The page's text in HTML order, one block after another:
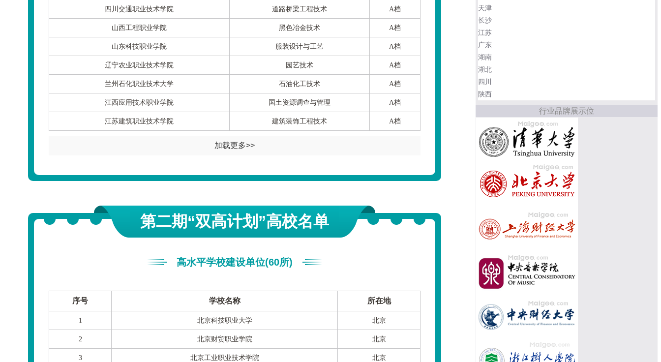
四川交通职业技术学院 道路桥梁工程技术 A档
山西工程职业学院 黑色冶金技术 A档
山东科技职业学院 服装设计与工艺 A档
辽宁农业职业技术学院 园艺技术 A档
兰州石化职业技术大学 石油化工技术 A档
江西应用技术职业学院 国土资源调查与管理 A档
江苏建筑职业技术学院 建筑装饰工程技术 A档
加载更多>>
第二期“双高计划”高校名单
高水平学校建设单位(60所)
序号 学校名称 所在地
1 北京科技职业大学 北京
2 北京财贸职业学院 北京
3 北京工业职业技术学院 北京
天津
长沙
江苏
广东
湖南
湖北
四川
陕西
行业品牌展示位